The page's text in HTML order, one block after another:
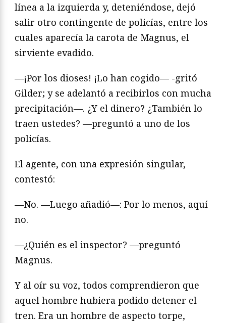
línea a la izquierda y, deteniéndose, dejó
salir otro contingente de policías, entre los
cuales aparecía la carota de Magnus, el
sirviente evadido.
—¡Por los dioses! ¡Lo han cogido— -gritó
Gilder; y se adelantó a recibirlos con mucha
precipitación—. ¿Y el dinero? ¿También lo
traen ustedes? —preguntó a uno de los
policías.
El agente, con una expresión singular,
contestó:
—No. —Luego añadió—: Por lo menos, aquí
no.
—¿Quién es el inspector? —preguntó
Magnus.
Y al oír su voz, todos comprendieron que
aquel hombre hubiera podido detener el
tren. Era un hombre de aspecto torpe,